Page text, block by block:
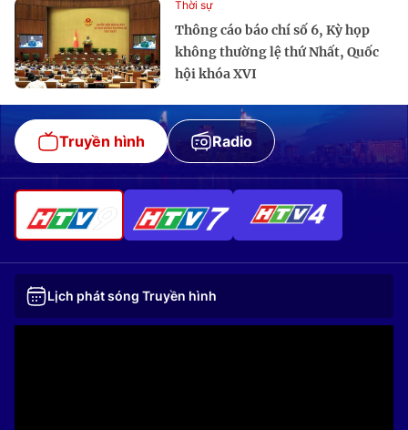
Thông cáo báo chí số 6, Kỳ họp
không thường lệ thứ Nhất, Quốc
hội khóa XVI
Thời sự
Truyền hình Radio
Lịch phát sóng Truyền hình